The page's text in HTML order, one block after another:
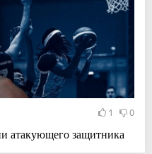
1 0
атакующего защитника